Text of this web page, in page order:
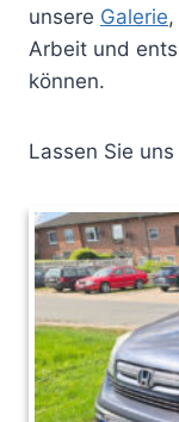
unsere Galerie
Arbeit und
können.
Lassen Sie